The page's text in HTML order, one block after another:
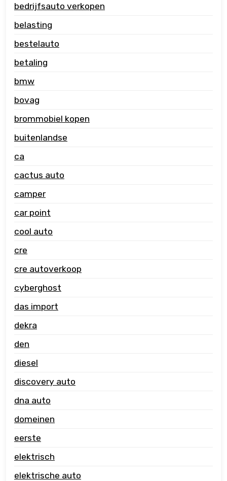
bedrijfsauto verkopen
belasting
bestelauto
betaling
bmw
bovag
brommobiel kopen
buitenlandse
ca
cactus auto
camper
car point
cool auto
cre
cre autoverkoop
cyberghost
das import
dekra
den
diesel
discovery auto
dna auto
domeinen
eerste
elektrisch
elektrische auto